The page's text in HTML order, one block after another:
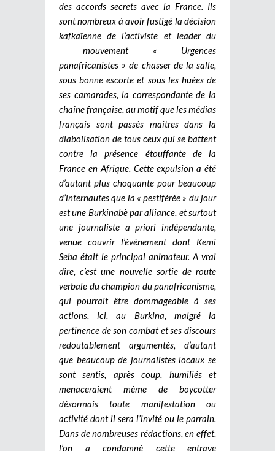
des accords secrets avec la France. Ils
sont nombreux à avoir fustigé la décision
kafkaïenne de l’activiste et leader du
mouvement « Urgences
panafricanistes » de chasser de la salle,
sous bonne escorte et sous les huées de
ses camarades, la correspondante de la
chaîne française, au motif que les médias
français sont passés maitres dans la
diabolisation de tous ceux qui se battent
contre la présence étouffante de la
France en Afrique. Cette expulsion a été
d’autant plus choquante pour beaucoup
d’internautes que la « pestiférée » du jour
est une Burkinabè par alliance, et surtout
une journaliste a priori indépendante,
venue couvrir l’événement dont Kemi
Seba était le principal animateur. A vrai
dire, c’est une nouvelle sortie de route
verbale du champion du panafricanisme,
qui pourrait être dommageable à ses
actions, ici, au Burkina, malgré la
pertinence de son combat et ses discours
redoutablement argumentés, d’autant
que beaucoup de journalistes locaux se
sont sentis, après coup, humiliés et
menaceraient même de boycotter
désormais toute manifestation ou
activité dont il sera l’invité ou le parrain.
Dans de nombreuses rédactions, en effet,
l’on a condamné cette entrave